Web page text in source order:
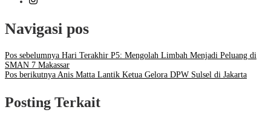
Navigasi pos
Pos sebelumnya Hari Terakhir P5: Mengolah Limbah Menjadi Peluang di
SMAN 7 Makassar
Pos berikutnya Anis Matta Lantik Ketua Gelora DPW Sulsel di Jakarta
Posting Terkait